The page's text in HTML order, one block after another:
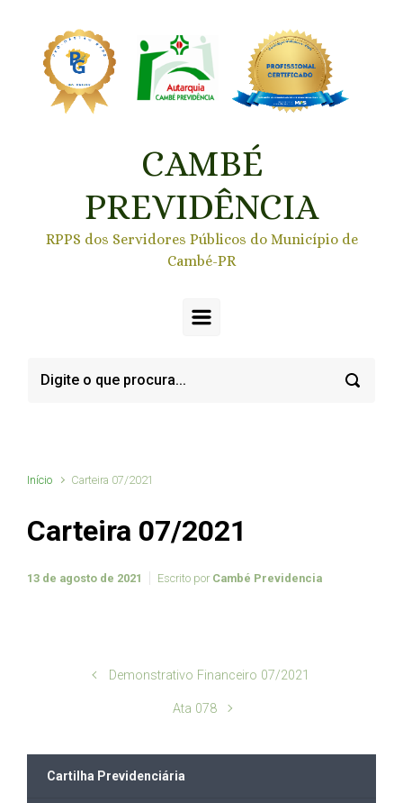
CAMBÉ
PREVIDÊNCIA
RPPS dos Servidores Públicos do Município de
Cambé-PR
Início Carteira 07/2021
Carteira 07/2021
13 de agosto de 2021 Escrito por Cambé Previdencia
Demonstrativo Financeiro 07/2021
Ata 078
Cartilha Previdenciária